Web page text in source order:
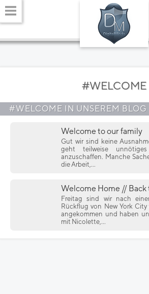
#WELCOME
#WELCOME IN UNSEREM BLOG
Welcome to our family
Gut wir sind keine
geht teilweise
anzuschaffen. Manche
die Arbeit,...
Welcome Home // Back
Freitag sind wir nach
Rückflug von New York
angekommen und haben
mit Nicolette,...